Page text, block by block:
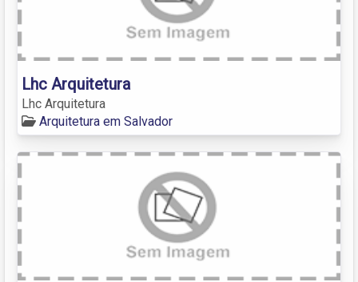
Lhc Arquitetura
Lhc Arquitetura
Arquitetura em Salvador